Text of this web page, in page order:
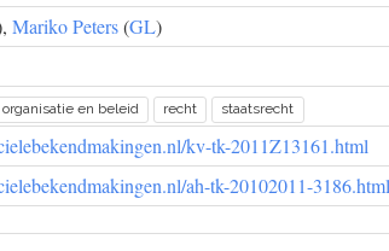
Mariko Peters(GL)
organisatie en beleid recht staatsrecht
kv-tk-2011Z13161.html
ah-tk-20102011-3186.html